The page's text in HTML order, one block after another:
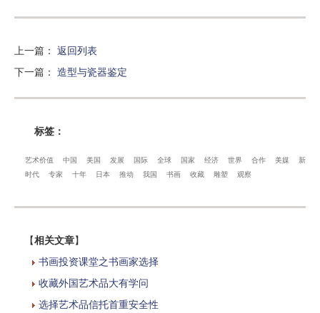
上一篇 ： 返回列表
下一篇 ： 造型与瓷器鉴定
标签：
艺术价值 中国 美国 发展 国际 全球 国家 经济 世界 合作 美媒
新
时代
专家 十年 日本 推动 我国 书画 收藏 雕塑 观察
【相关文章】
书画投资课堂之书画家选择
收藏外国艺术品大有学问
选择艺术品信托首重安全性